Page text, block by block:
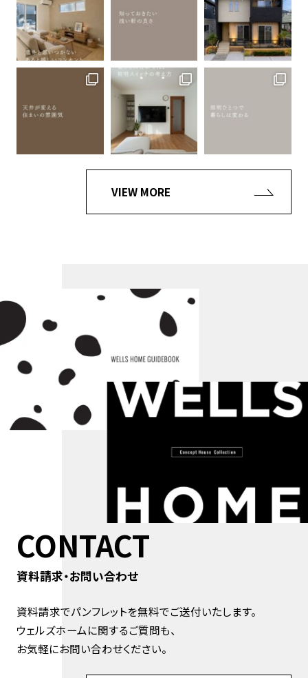
VIEW MORE
CONTACT
資料請求・お問い合わせ
資料請求でパンフレットを無料でご送付いたします。
ウェルズホームに関するご質問も、
お気軽にお問い合わせください。